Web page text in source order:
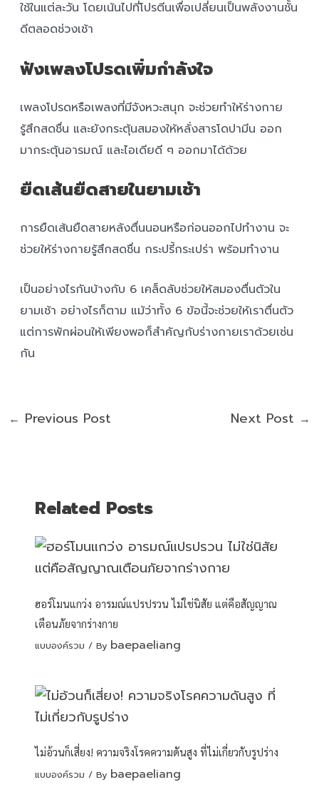
ใช้ในแต่ละวัน โดยเน้นไปที่โปรตีนเพื่อเปลี่ยนเป็นพลังงานชั้น
ดีตลอดช่วงเช้า
ฟังเพลงโปรดเพิ่มกำลังใจ
เพลงโปรดหรือเพลงที่มีจังหวะสนุก จะช่วยทำให้ร่างกาย
รู้สึกสดชื่น และยังกระตุ้นสมองให้หลั่งสารโดปามีน ออก
มากระตุ้นอารมณ์ และไอเดียดี ๆ ออกมาได้ด้วย
ยืดเส้นยืดสายในยามเช้า
การยืดเส้นยืดสายหลังตื่นนอนหรือก่อนออกไปทำงาน จะ
ช่วยให้ร่างกายรู้สึกสดชื่น กระปรี้กระเปร่า พร้อมทำงาน
เป็นอย่างไรกันบ้างกับ 6 เคล็ดลับช่วยให้สมองตื่นตัวใน
ยามเช้า อย่างไรก็ตาม แม้ว่าทั้ง 6 ข้อนี้จะช่วยให้เราตื่นตัว
แต่การพักผ่อนให้เพียงพอก็สำคัญกับร่างกายเราด้วยเช่น
กัน
← Previous Post Next Post →
Related Posts
ฮอร์โมนแกว่ง อารมณ์แปรปรวน ไม่ใช่นิสัย แต่คือสัญญาณ
เตือนภัยจากร่างกาย
แบบองค์รวม / By baepaeliang
ไม่อ้วนก็เสี่ยง! ความจริงโรคความดันสูง ที่ไม่เกี่ยวกับรูปร่าง
แบบองค์รวม / By baepaeliang